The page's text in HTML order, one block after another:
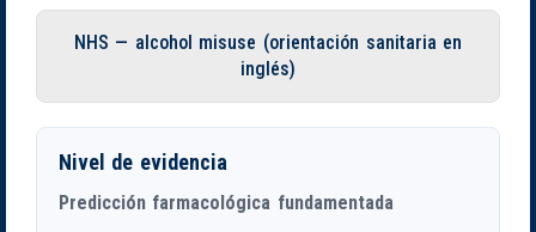
NHS — alcohol misuse (orientación sanitaria en
inglés)
Nivel de evidencia
Predicción farmacológica fundamentada